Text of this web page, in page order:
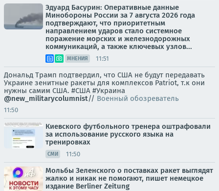
Эдуард Басурин: Оперативные данные
Минобороны России за 7 августа 2026 года
подтверждают, что приоритетным
направлением ударов стало системное
поражение морских и железнодорожных
коммуникаций, а также ключевых узлов...
МНЕНИЯ 11:51
Дональд Трамп подтвердил, что США не будут передавать
Украине зенитные ракеты для комплексов Patriot, т.к они
нужны самим США. #США #Украина
@new_militarycolumnist// Военный обозреватель
11:50
Киевского футбольного тренера оштрафовали
за использование русского языка на
тренировках
СМИ 11:50
Мольбы Зеленского о поставках ракет выглядят
жалко и никак не помогают, пишет немецкое
издание Berliner Zeitung